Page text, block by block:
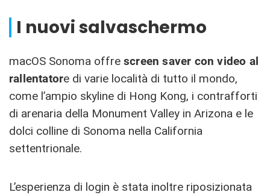
I nuovi salvaschermo
macOS Sonoma offre screen saver con video al
rallentatore di varie località di tutto il mondo,
come l’ampio skyline di Hong Kong, i contrafforti
di arenaria della Monument Valley in Arizona e le
dolci colline di Sonoma nella California
settentrionale.
L’esperienza di login è stata inoltre riposizionata